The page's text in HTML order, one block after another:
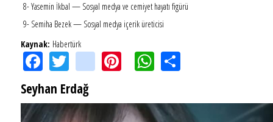
8- Yasemin İkbal — Sosyal medya ve cemiyet hayatı figürü
9- Semiha Bezek — Sosyal medya içerik üreticisi
Kaynak: Habertürk
FacebookTwitterinstagramPinterestWhatsApp
Seyhan Erdağ
SEYHAN ERDAĞ YAZDI: Peki Mehmet Ali Erbil bu evliliği neden yaptı?